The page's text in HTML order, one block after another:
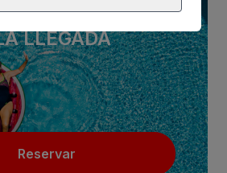
SIN RIESGO -
LLEGADA
Reservar